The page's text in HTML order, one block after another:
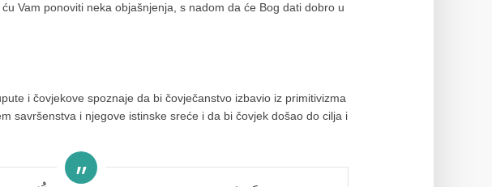
Vam ponoviti neka objašnjenja, s nadom da će Bog dati dobro u
i čovjekove spoznaje da bi čovječanstvo izbavio iz primitivizma
savršenstva i njegove istinske sreće i da bi čovjek došao do cilja i